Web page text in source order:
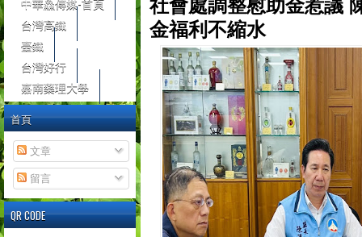
社會處調整慰助金惹議
金福利不縮水
台灣高鐵
臺鐵
台灣好行
嘉南藥理大學
首頁
文章
留言
QR CODE